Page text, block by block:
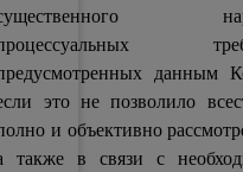
данным
это не позволило
и объективно
также в связи с